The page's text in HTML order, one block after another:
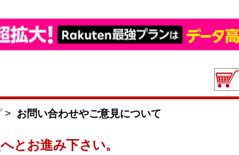
> お問い合わせやご意見について
とお進み下さい。